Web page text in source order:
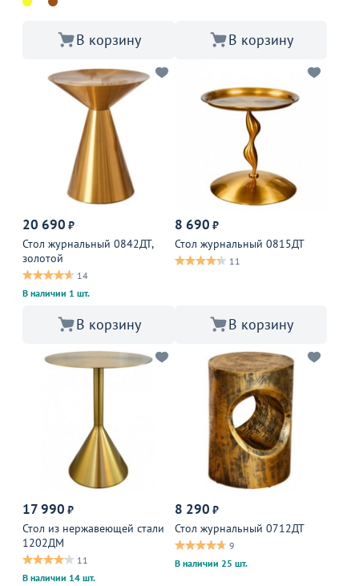
В корзину В корзину
20 690 ₽
Стол журнальный 0842ДТ,
золотой
14
В наличии 1 шт.
В корзину
8 690 ₽
Стол журнальный 0815ДТ
11
В корзину
17 990 ₽
Стол из нержавеющей стали
1202ДМ
11
В наличии 14 шт.
8 290 ₽
Стол журнальный 0712ДТ
9
В наличии 25 шт.